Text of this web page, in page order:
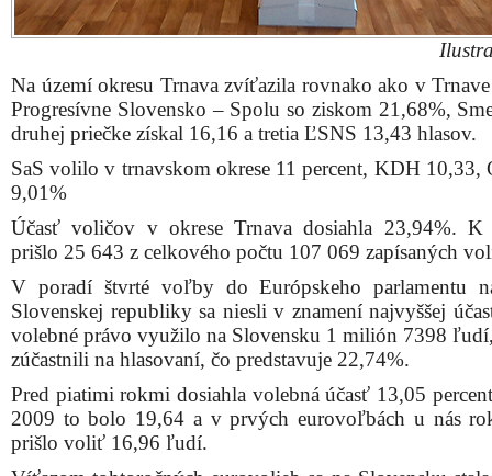
Na území okresu Trnava zvíťazila rovnako ako v
Progresívne Slovensko – Spolu so ziskom 21,68%,
druhej priečke získal 16,16 a tretia ĽSNS 13,43 hlasov.
SaS volilo v trnavskom okrese 11 percent, KDH
9,01%
Účasť voličov v okrese Trnava dosiahla 23,94%. K
prišlo 25 643 z celkového počtu 107 069 zapísaných
V poradí štvrté voľby do Európskeho parlamentu
Slovenskej republiky sa niesli v znamení najvyššej
volebné právo využilo na Slovensku 1 milión 7398
zúčastnili na hlasovaní, čo predstavuje 22,74%.
Pred piatimi rokmi dosiahla volebná účasť 13,05
2009 to bolo 19,64 a v prvých eurovoľbách u nás
prišlo voliť 16,96 ľudí.